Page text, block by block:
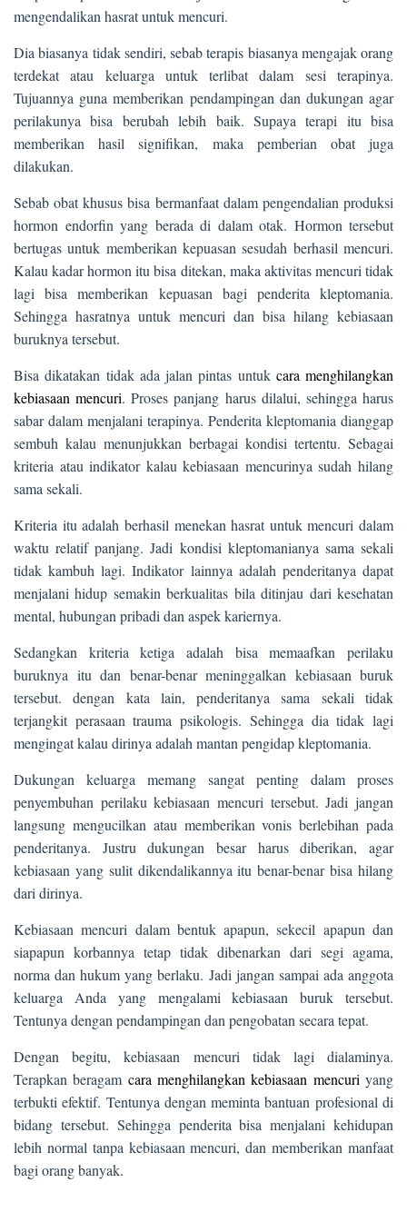
mengendalikan hasrat untuk mencuri.
Dia biasanya tidak sendiri, sebab terapis biasanya mengajak orang
terdekat atau keluarga untuk terlibat dalam sesi terapinya.
Tujuannya guna memberikan pendampingan dan dukungan agar
perilakunya bisa berubah lebih baik. Supaya terapi itu bisa
memberikan hasil signifikan, maka pemberian obat juga
dilakukan.
Sebab obat khusus bisa bermanfaat dalam pengendalian produksi
hormon endorfin yang berada di dalam otak. Hormon tersebut
bertugas untuk memberikan kepuasan sesudah berhasil mencuri.
Kalau kadar hormon itu bisa ditekan, maka aktivitas mencuri tidak
lagi bisa memberikan kepuasan bagi penderita kleptomania.
Sehingga hasratnya untuk mencuri dan bisa hilang kebiasaan
buruknya tersebut.
Bisa dikatakan tidak ada jalan pintas untuk cara menghilangkan
kebiasaan mencuri. Proses panjang harus dilalui, sehingga harus
sabar dalam menjalani terapinya. Penderita kleptomania dianggap
sembuh kalau menunjukkan berbagai kondisi tertentu. Sebagai
kriteria atau indikator kalau kebiasaan mencurinya sudah hilang
sama sekali.
Kriteria itu adalah berhasil menekan hasrat untuk mencuri dalam
waktu relatif panjang. Jadi kondisi kleptomanianya sama sekali
tidak kambuh lagi. Indikator lainnya adalah penderitanya dapat
menjalani hidup semakin berkualitas bila ditinjau dari kesehatan
mental, hubungan pribadi dan aspek kariernya.
Sedangkan kriteria ketiga adalah bisa memaafkan perilaku
buruknya itu dan benar-benar meninggalkan kebiasaan buruk
tersebut. dengan kata lain, penderitanya sama sekali tidak
terjangkit perasaan trauma psikologis. Sehingga dia tidak lagi
mengingat kalau dirinya adalah mantan pengidap kleptomania.
Dukungan keluarga memang sangat penting dalam proses
penyembuhan perilaku kebiasaan mencuri tersebut. Jadi jangan
langsung mengucilkan atau memberikan vonis berlebihan pada
penderitanya. Justru dukungan besar harus diberikan, agar
kebiasaan yang sulit dikendalikannya itu benar-benar bisa hilang
dari dirinya.
Kebiasaan mencuri dalam bentuk apapun, sekecil apapun dan
siapapun korbannya tetap tidak dibenarkan dari segi agama,
norma dan hukum yang berlaku. Jadi jangan sampai ada anggota
keluarga Anda yang mengalami kebiasaan buruk tersebut.
Tentunya dengan pendampingan dan pengobatan secara tepat.
Dengan begitu, kebiasaan mencuri tidak lagi dialaminya.
Terapkan beragam cara menghilangkan kebiasaan mencuri yang
terbukti efektif. Tentunya dengan meminta bantuan profesional di
bidang tersebut. Sehingga penderita bisa menjalani kehidupan
lebih normal tanpa kebiasaan mencuri, dan memberikan manfaat
bagi orang banyak.